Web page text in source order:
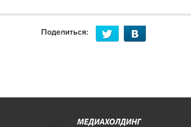
Поделиться: